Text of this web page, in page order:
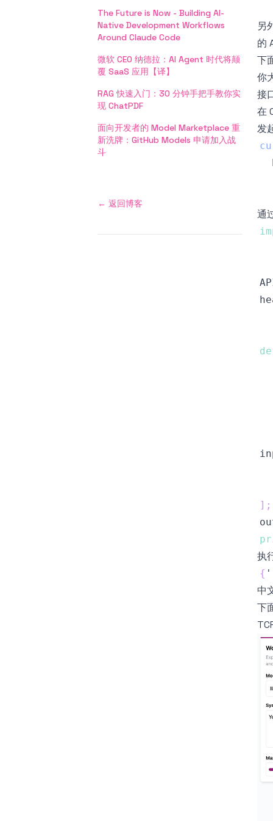
The Future is Now - Building AI-
Native Development Workflows
Around Claude Code
微软 CEO 纳德拉：AI Agent 时代将颠
覆 SaaS 应用【译】
RAG 快速入门：30 分钟手把手教你实
现 ChatPDF
面向开发者的 Model Marketplace 重
新洗牌：GitHub Models 申请加入战
斗
← 返回博客
另
的
下
你
接
在
发
通
] ;
执
{
中
下